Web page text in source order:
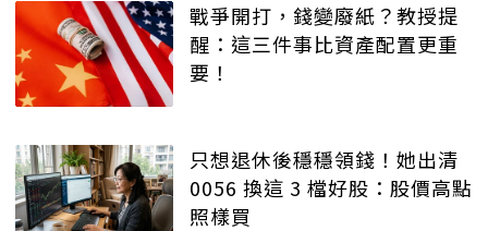
戰爭開打，錢變廢紙？教授提
醒：這三件事比資產配置更重
要！
只想退休後穩穩領錢！她出清
0056 換這 3 檔好股：股價高點
照樣買